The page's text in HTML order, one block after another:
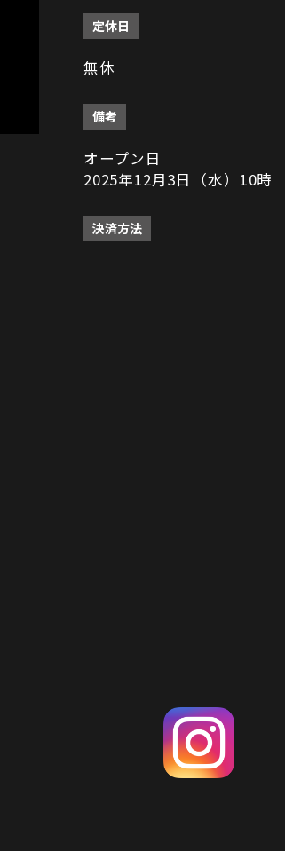
定休日
無休
備考
オープン日
2025年12月3日（水）10時
決済方法